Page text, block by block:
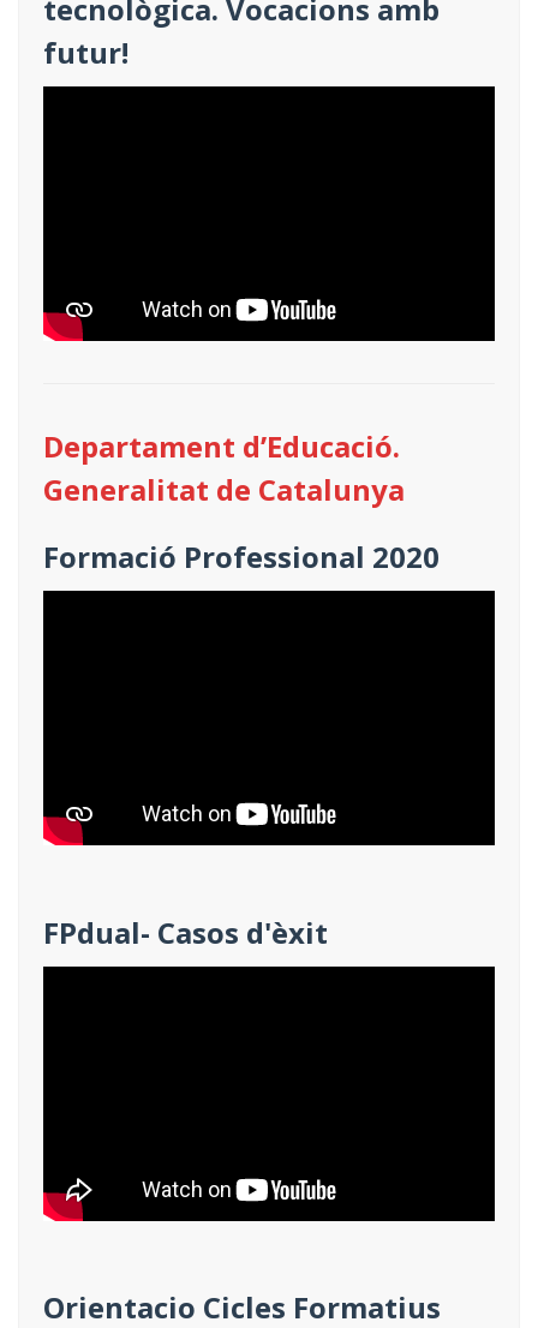
tecnològica. Vocacions amb
futur!
Departament d’Educació.
Generalitat de Catalunya
Formació Professional 2020
FPdual- Casos d'èxit
Orientacio Cicles Formatius